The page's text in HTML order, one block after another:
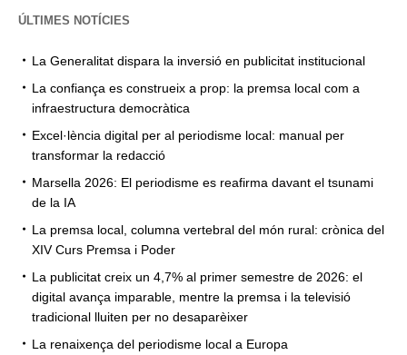
ÚLTIMES NOTÍCIES
La Generalitat dispara la inversió en publicitat institucional
La confiança es construeix a prop: la premsa local com a
infraestructura democràtica
Excel·lència digital per al periodisme local: manual per
transformar la redacció
Marsella 2026: El periodisme es reafirma davant el tsunami
de la IA
La premsa local, columna vertebral del món rural: crònica del
XIV Curs Premsa i Poder
La publicitat creix un 4,7% al primer semestre de 2026: el
digital avança imparable, mentre la premsa i la televisió
tradicional lluiten per no desaparèixer
La renaixença del periodisme local a Europa